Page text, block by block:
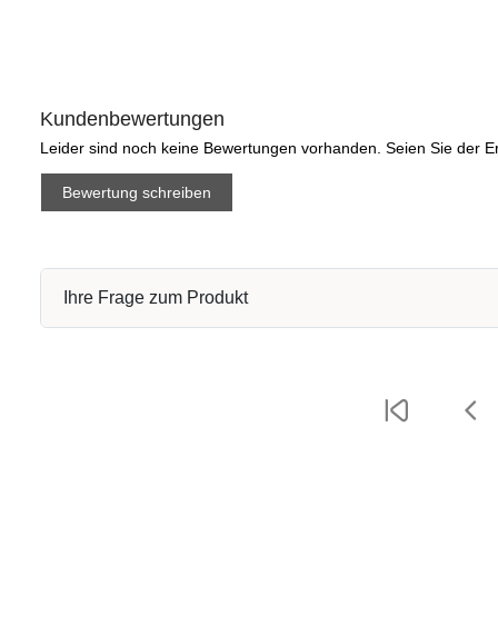
Kundenbewertungen
Leider sind noch keine Bewertungen vorhanden. Seien Sie der
Bewertung schreiben
Ihre Frage zum Produkt